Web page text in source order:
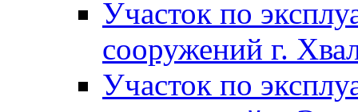
Участок по
сооружений г.
Участок по